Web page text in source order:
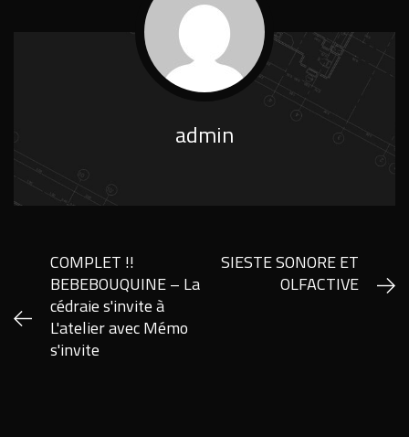
admin
COMPLET !!
BEBEBOUQUINE – La
cédraie s'invite à
L'atelier avec Mémo
s'invite
SIESTE SONORE ET
OLFACTIVE